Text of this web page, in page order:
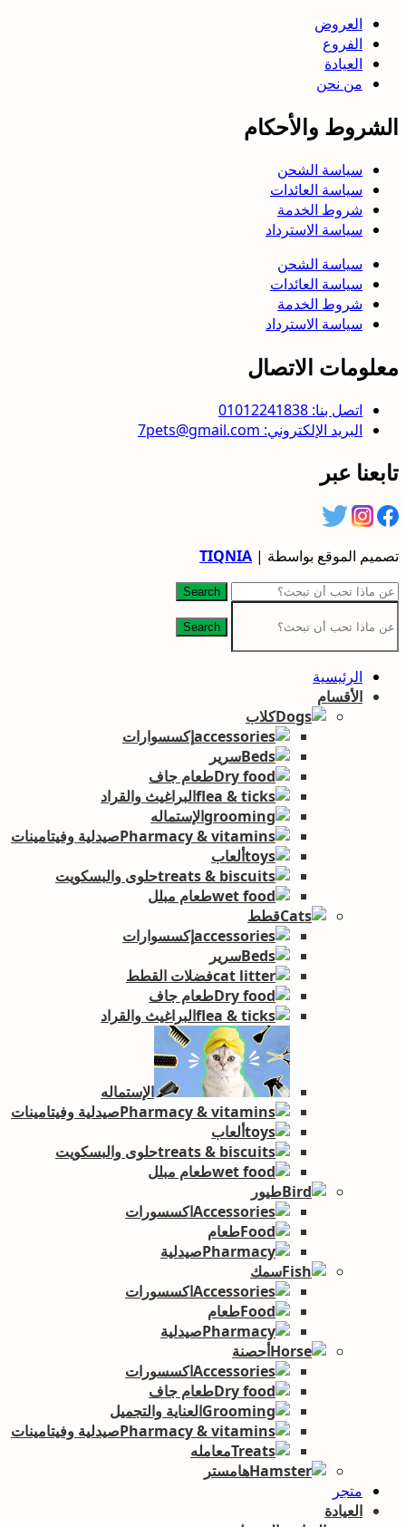
العروض
الفروع
العيادة
من نحن
الشروط والأحكام
سياسة الشحن
سياسة العائدات
شروط الخدمة
سياسة الاسترداد
سياسة الشحن
سياسة العائدات
شروط الخدمة
سياسة الاسترداد
معلومات الاتصال
اتصل بنا: 01012241838
البريد الإلكتروني: 7pets@gmail.com
تابعنا عبر
تصميم الموقع بواسطة | TIQNIA
Search
Search
الرئيسية
الأقسام
كلاب
إكسسوارات
سرير
طعام جاف
البراغيث والقراد
الإستماله
صيدلية وفيتامينات
ألعاب
حلوى والبسكويت
طعام مبلل
قطط
إكسسوارات
سرير
فضلات القطط
طعام جاف
البراغيث والقراد
الإستماله
صيدلية وفيتامينات
ألعاب
حلوى والبسكويت
طعام مبلل
طيور
اكسسورات
طعام
صيدلية
سمك
اكسسورات
طعام
صيدلية
أحصنة
اكسسورات
طعام جاف
العناية والتجميل
صيدلية وفيتامينات
معامله
هامستر
متجر
العيادة